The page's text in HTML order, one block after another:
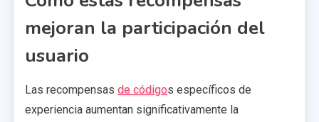
mejoran la participación del
usuario
Las recompensas de códigos específicos de
experiencia aumentan significativamente la